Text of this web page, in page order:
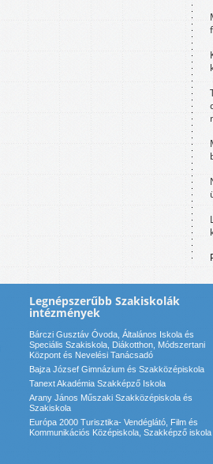
Legnépszerűbb Szakiskolák
intézmények
Bárczi Gusztáv Óvoda, Általános Iskola és
Speciális Szakiskola, Diákotthon, Módszertani
Központ és Nevelési Tanácsadó
Bajza József Gimnázium és Szakközépiskola
Tanext Akadémia Szakképző Iskola
Arany János Műszaki Szakközépiskola és
Szakiskola
Európa 2000 Turisztika- Vendéglátó, Film és
Kommunikációs Középiskola, Szakképző iskola